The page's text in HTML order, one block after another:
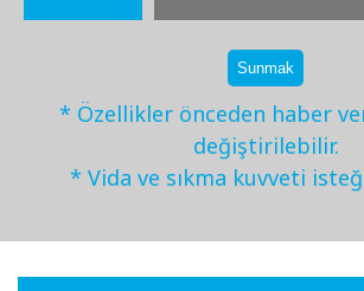
Sunmak
* Özellikler önceden haber
değiştirilebilir.
* Vida ve sıkma kuvveti